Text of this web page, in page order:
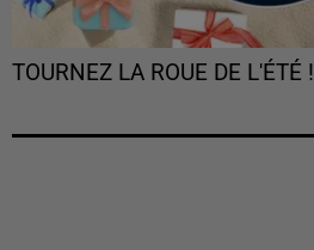
TOURNEZ LA ROUE DE L'ÉTÉ !